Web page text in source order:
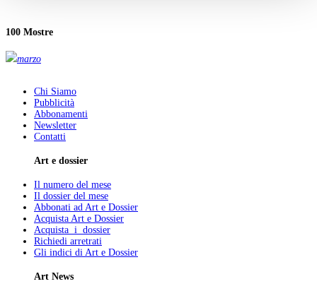
100 Mostre
marzo
Chi Siamo
Pubblicità
Abbonamenti
Newsletter
Contatti
Art e dossier
Il numero del mese
Il dossier del mese
Abbonati ad Art e Dossier
Acquista Art e Dossier
Acquista i dossier
Richiedi arretrati
Gli indici di Art e Dossier
Art News